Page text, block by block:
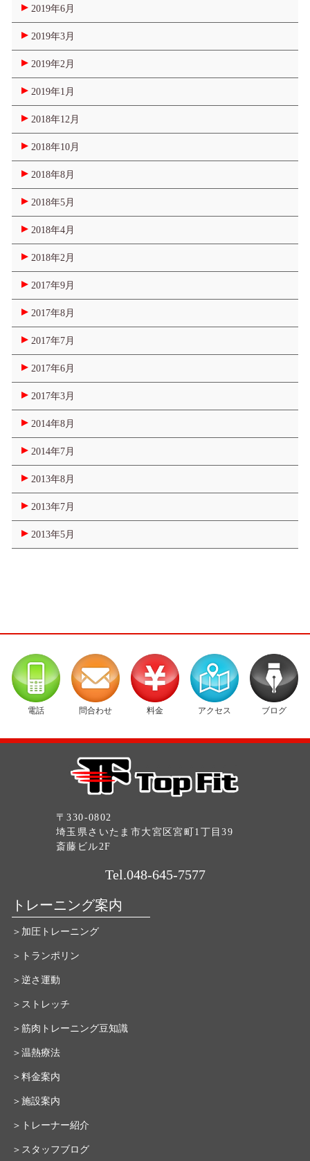
2019年6月
2019年3月
2019年2月
2019年1月
2018年12月
2018年10月
2018年8月
2018年5月
2018年4月
2018年2月
2017年9月
2017年8月
2017年7月
2017年6月
2017年3月
2014年8月
2014年7月
2013年8月
2013年7月
2013年5月
電話 問合わせ 料金 アクセス ブログ
〒330-0802
埼玉県さいたま市大宮区宮町1丁目39
斎藤ビル2F
Tel.048-645-7577
トレーニング案内
＞加圧トレーニング
＞トランポリン
＞逆さ運動
＞ストレッチ
＞筋肉トレーニング豆知識
＞温熱療法
＞料金案内
＞施設案内
＞トレーナー紹介
＞スタッフブログ